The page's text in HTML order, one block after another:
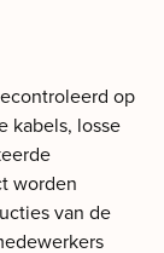
op
kabels, losse
worden
van de